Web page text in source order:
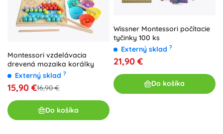
Montessori vzdelávacia
drevená mozaika korálky
Externý sklad ?
15,90 €16,90 €
Do košíka
Wissner Montessori počítacie
tyčinky 100 ks
Externý sklad ?
21,90 €
Do košíka